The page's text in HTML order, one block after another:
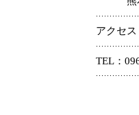
アクセス
TEL